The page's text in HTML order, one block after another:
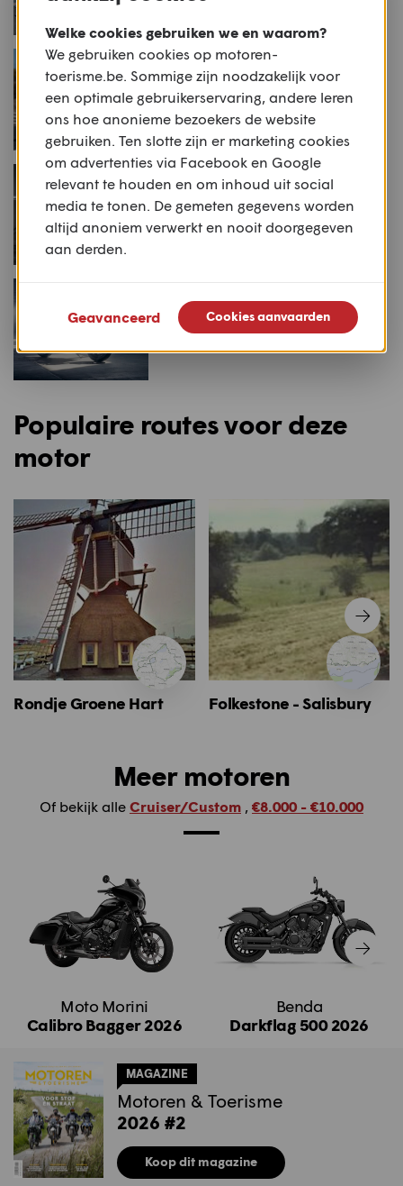
NIEUWS
Kawasaki ZX-10R(R): meer
downforce
NIEUWS
Special Metal: Harley-
Davidson Big Rivers' Fat
Bob
10 motorfietsen voor 2018:
Harley-Davidson Fat Bob
Populaire routes voor deze
motor
Rondje Groene Hart Folkestone - Salisbury
Meer motoren
Of bekijk alle Cruiser/Custom , €8.000 - €10.000
Moto Morini
Calibro Bagger 2026
Benda
Darkflag 500 2026
MAGAZINE
Motoren & Toerisme
2026 #2
Koop dit magazine
Welke cookies gebruiken we en waarom?
We gebruiken cookies op motoren-
toerisme.be. Sommige zijn noodzakelijk voor
een optimale gebruikerservaring, andere leren
ons hoe anonieme bezoekers de website
gebruiken. Ten slotte zijn er marketing cookies
om advertenties via Facebook en Google
relevant te houden en om inhoud uit social
media te tonen. De gemeten gegevens worden
altijd anoniem verwerkt en nooit doorgegeven
aan derden.
Geavanceerd Cookies aanvaarden